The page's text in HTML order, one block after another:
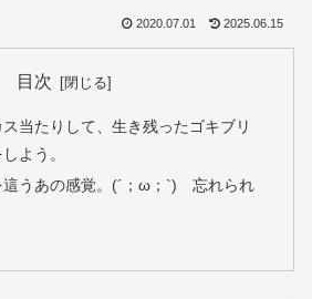
2020.07.01 2025.06.15
目次
当たりして、生き残ったゴキブリ
よう。
這うあの感覚。(´；ω；`) 忘れられ